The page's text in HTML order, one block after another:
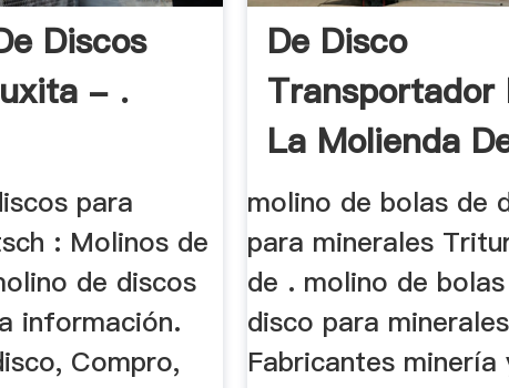
Discos
- .
para
: Molinos de
de discos
información.
Compro,
De Disco
Transportador
La Molienda
Molino
molino de bolas de
para minerales
de . molino de
disco para minerales
Fabricantes minería